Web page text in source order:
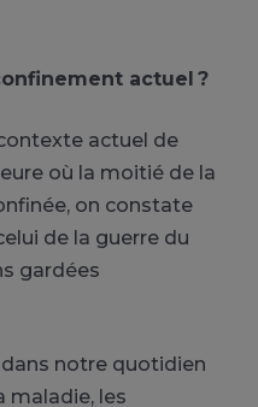
actuel ?
actuel de
où la moitié de la
on constate
de la guerre du
gardées
notre quotidien
maladie, les